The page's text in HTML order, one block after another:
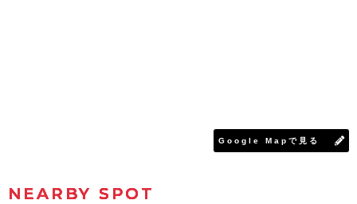
Google Mapで見る
NEARBY SPOT